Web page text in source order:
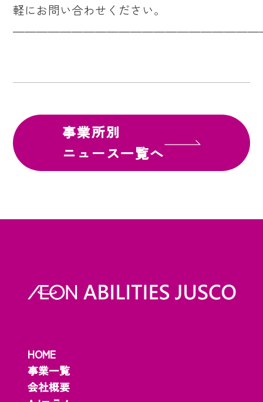
軽にお問い合わせください。
事業所別
ニュース一覧へ
HOME
事業一覧
会社概要